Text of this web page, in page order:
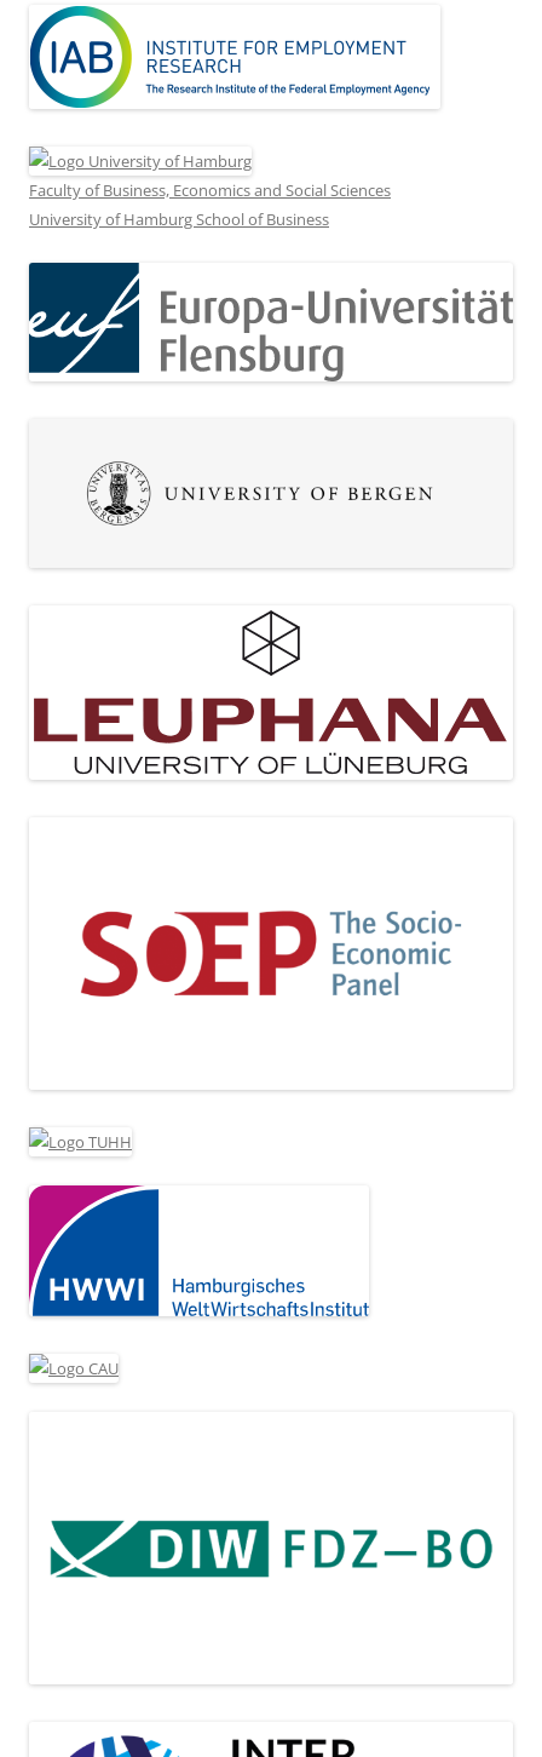
Faculty of Business, Economics and Social Sciences
University of Hamburg School of Business